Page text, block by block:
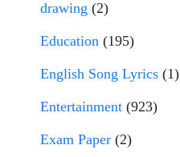
drawing (2)
Education (195)
English Song Lyrics (1)
Entertainment (923)
Exam Paper (2)